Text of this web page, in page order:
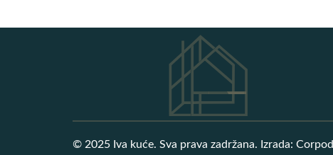
© 2025 Iva kuće. Sva prava zadržana. Izrada: Corpod